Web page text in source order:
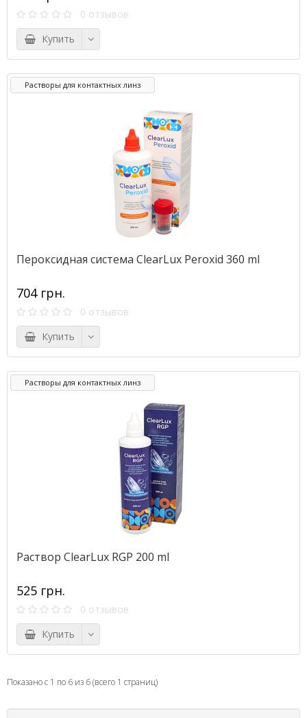
0 отзывов
Купить
Растворы для контактных линз
Пероксидная система ClearLux Peroxid 360 ml
704 грн.
0 отзывов
Купить
Растворы для контактных линз
Раствор ClearLux RGP 200 ml
525 грн.
0 отзывов
Купить
Показано с 1 по 6 из 6 (всего 1 страниц)